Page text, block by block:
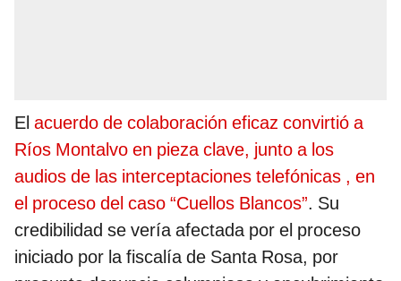
El acuerdo de colaboración eficaz convirtió a
Ríos Montalvo en pieza clave, junto a los
audios de las interceptaciones telefónicas , en
el proceso del caso “Cuellos Blancos”. Su
credibilidad se vería afectada por el proceso
iniciado por la fiscalía de Santa Rosa, por